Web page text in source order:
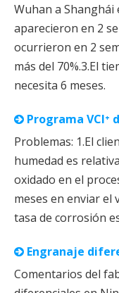
Wuhan a Shanghái
aparecieron en 2
ocurrieron en 2
más del 70%.3.El
necesita 6 meses.
Programa VCI⁺ de
Problemas: 1.El
humedad es
oxidado en el
meses en enviar el
tasa de corrosión
Engranaje diferencial
Comentarios del